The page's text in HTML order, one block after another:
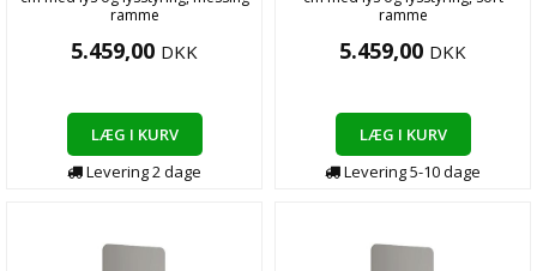
ramme
5.459,00 DKK
LÆG I KURV
Levering2dage
ramme
5.459,00 DKK
LÆG I KURV
Levering5-10dage